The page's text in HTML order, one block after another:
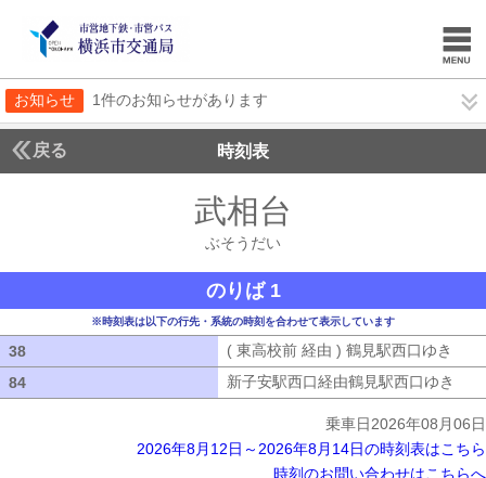
お知らせ 1件のお知らせがあります
戻る 時刻表
武相台
ぶそうだい
のりば 1
※時刻表は以下の行先・系統の時刻を合わせて表示しています
38 ( 東高校前 経由 ) 鶴見駅西口ゆき
84
新子安駅西口経由鶴見駅西口ゆき
乗車日2026年08月06日
2026年8月12日～2026年8月14日の時刻表はこちら
時刻のお問い合わせはこちらへ